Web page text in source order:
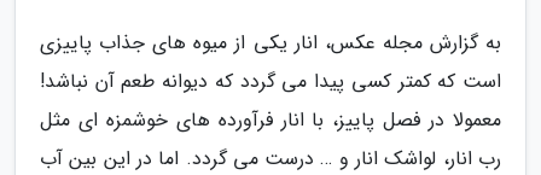
به گزارش مجله عکس، انار یکی از میوه های جذاب پاییزی
است که کمتر کسی پیدا می گردد که دیوانه طعم آن نباشد!
معمولا در فصل پاییز، با انار فرآورده های خوشمزه ای مثل
رب انار، لواشک انار و … درست می گردد. اما در این بین آب